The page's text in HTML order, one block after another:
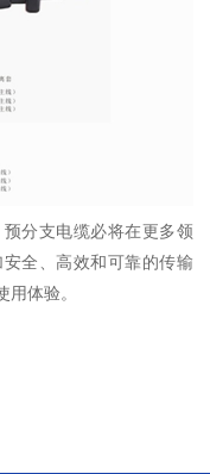
分支电缆必将在更多领
全、高效和可靠的传输
体验。